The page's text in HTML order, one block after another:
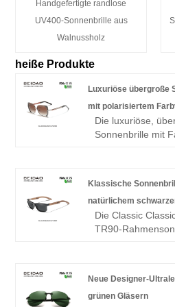
Handgefertigte randlose
UV400-Sonnenbrille aus
Walnussholz
heiße Produkte
Luxuriöse übergroße
mit polarisiertem
Die luxuriöse,
Sonnenbrille mit
2.000.000
Merkmale:
Polarisierte TAC-
für klare Sicht
Bequeme Silikon-
weichen, sicheren
Klassische
natürlichem
Die Classic
TR90-
Merkmale:
Hochauflösende
Neue Designer-
grünen Gläsern